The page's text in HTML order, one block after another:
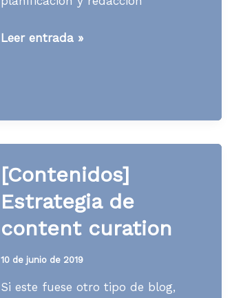
[Contenidos]
su
retorno
lo
compensa
Leer entrada »
[Contenidos]
Estrategia de
content curation
10 de junio de 2019
Si este fuese otro tipo de blog,